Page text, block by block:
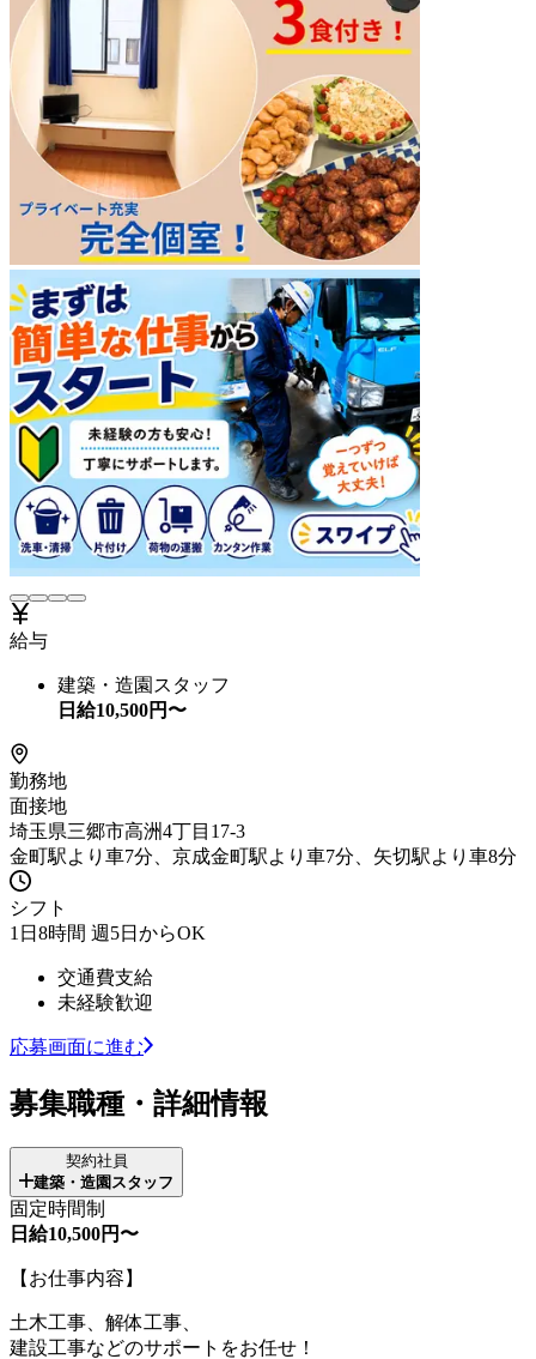
給与
建築・造園スタッフ
日給10,500円〜
勤務地
面接地
埼玉県三郷市高洲4丁目17-3
金町駅より車7分、京成金町駅より車7分、矢切駅より車8分
シフト
1日8時間 週5日からOK
交通費支給
未経験歓迎
応募画面に進む
募集職種・詳細情報
契約社員
建築・造園スタッフ
固定時間制
日給10,500円〜
【お仕事内容】
土木工事、解体工事、
建設工事などのサポートをお任せ！